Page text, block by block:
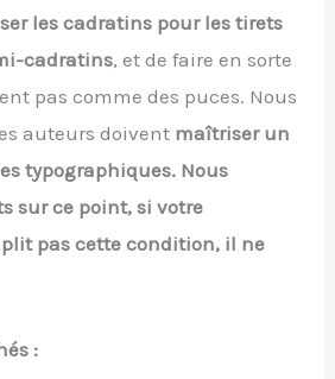
les cadratins pour les tirets
cadratins, et de faire en sorte
pas comme des puces. Nous
auteurs doivent maîtriser un
typographiques. Nous
sur ce point, si votre
pas cette condition, il ne
: